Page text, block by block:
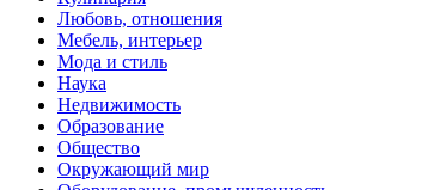
Любовь, отношения
Мебель, интерьер
Мода и стиль
Наука
Недвижимость
Образование
Общество
Окружающий мир